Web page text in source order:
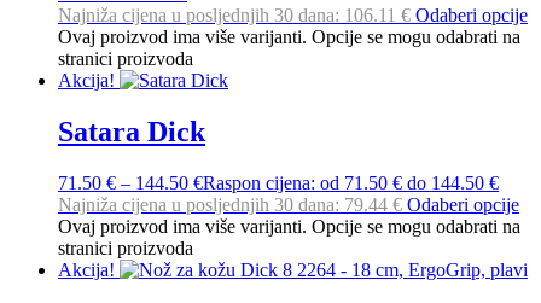
Najniža cijena u posljednjih 30 dana: 106.11 € Odaberi opcije
Ovaj proizvod ima više varijanti. Opcije se mogu odabrati na
stranici proizvoda
Akcija!
Satara Dick
71.50 € – 144.50 €Raspon cijena: od 71.50 € do 144.50 €
Najniža cijena u posljednjih 30 dana: 79.44 € Odaberi opcije
Ovaj proizvod ima više varijanti. Opcije se mogu odabrati na
stranici proizvoda
Akcija!